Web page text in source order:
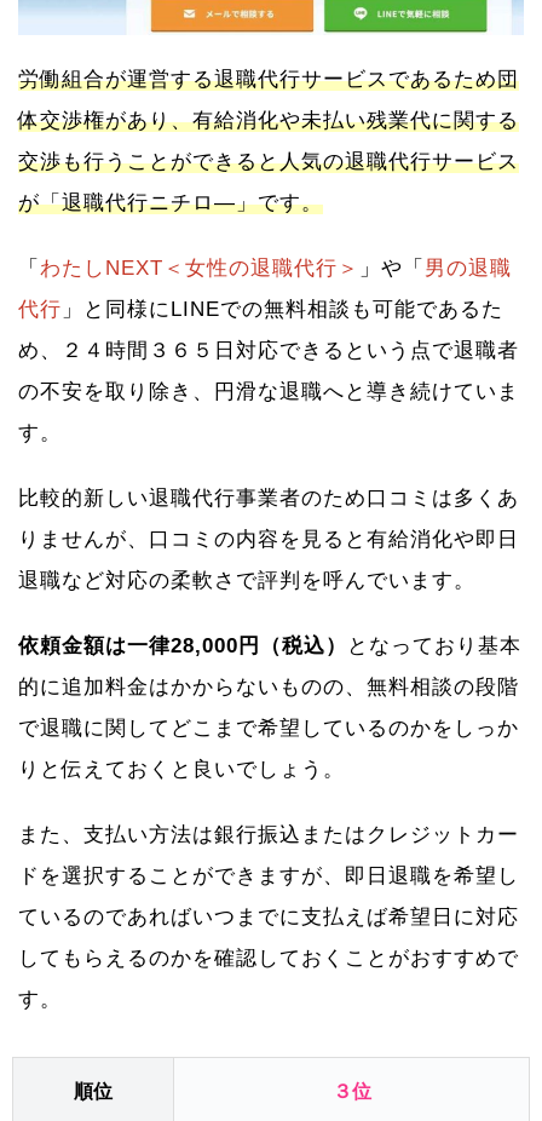
労働組合が運営する退職代行サービスであるため団
体交渉権があり、有給消化や未払い残業代に関する
交渉も行うことができると人気の退職代行サービス
が「退職代行ニチロ―」です。
「 わたしNEXT＜女性の退職代行＞ 」や「 男の退職
代行 」と同様にLINEでの無料相談も可能であるた
め、２４時間３６５日対応できるという点で退職者
の不安を取り除き、円滑な退職へと導き続けていま
す。
比較的新しい退職代行事業者のため口コミは多くあ
りませんが、口コミの内容を見ると有給消化や即日
退職など対応の柔軟さで評判を呼んでいます。
依頼金額は一律28,000円（税込）
となっており基本
的に追加料金はかからないものの、無料相談の段階
で退職に関してどこまで希望しているのかをしっか
りと伝えておくと良いでしょう。
また、支払い方法は銀行振込またはクレジットカー
ドを選択することができますが、即日退職を希望し
ているのであればいつまでに支払えば希望日に対応
してもらえるのかを確認しておくことがおすすめで
す。
順位 ３位